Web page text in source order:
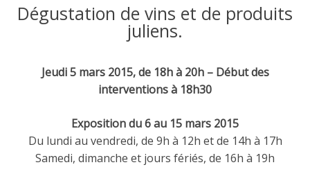
Dégustation de vins et de produits
juliens.
Jeudi 5 mars 2015, de 18h à 20h – Début des
interventions à 18h30
Exposition du 6 au 15 mars 2015
Du lundi au vendredi, de 9h à 12h et de 14h à 17h
Samedi, dimanche et jours fériés, de 16h à 19h